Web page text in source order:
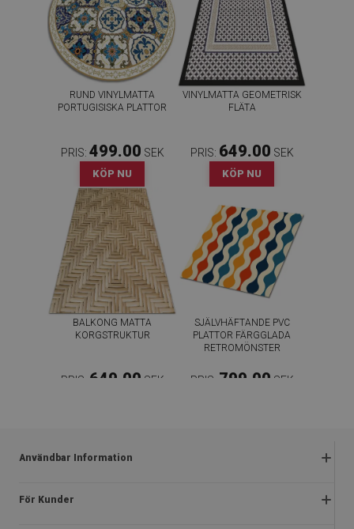
RUND VINYLMATTA
PORTUGISISKA PLATTOR
PRIS: 499.00 SEK
KÖP NU
VINYLMATTA GEOMETRISK
FLÄTA
PRIS: 649.00 SEK
KÖP NU
BALKONG MATTA
KORGSTRUKTUR
PRIS: 649.00 SEK
SJÄLVHÄFTANDE PVC
PLATTOR FÄRGGLADA
RETROMÖNSTER
PRIS: 799.00 SEK
Användbar Information
Reklamationer
För Kunder